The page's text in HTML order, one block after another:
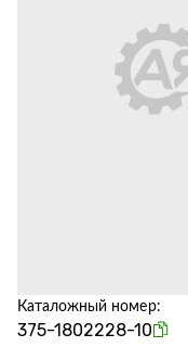
Каталожный номер:
375-1802228-10